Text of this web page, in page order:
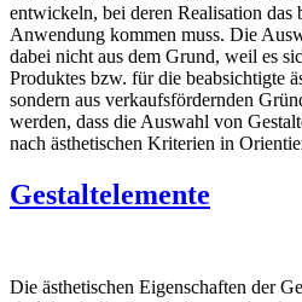
entwickeln, bei deren Realisation das
Anwendung kommen muss. Die
dabei nicht aus dem Grund, weil es
Produktes bzw. für die beabsichtigte
sondern aus verkaufsfördernden
werden, dass die Auswahl von
nach ästhetischen Kriterien in
Gestaltelemente
Die ästhetischen Eigenschaften der